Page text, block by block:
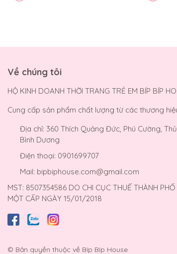
Về chúng tôi
HỘ KINH DOANH THỜI TRANG TRẺ EM BÍP BÍP
Cung cấp sản phẩm chất lượng từ các thương
Địa chỉ: 360 Thích Quảng Đức, Phú Cường,
Bình Dương
Điện thoại: 0901699707
Mail: bipbiphouse.com@gmail.com
MST: 8507354586 DO CHI CỤC THUẾ THÀNH
MỘT CẤP NGÀY 15/01/2018
© Bản quyền thuộc về Bíp Bíp House